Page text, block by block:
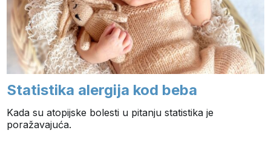
Statistika alergija kod beba
Kada su atopijske bolesti u pitanju statistika je
poražavajuća.